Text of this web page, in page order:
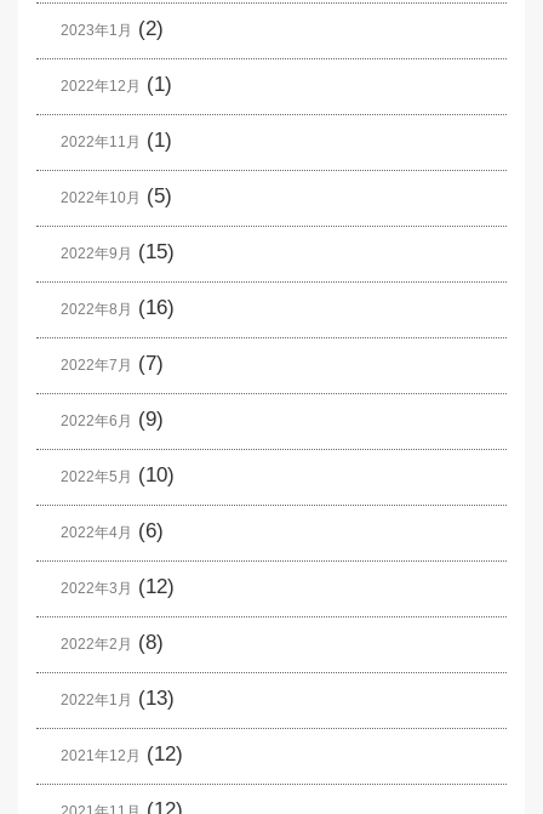
2023年1月 (2)
2022年12月 (1)
2022年11月 (1)
2022年10月 (5)
2022年9月 (15)
2022年8月 (16)
2022年7月 (7)
2022年6月 (9)
2022年5月 (10)
2022年4月 (6)
2022年3月 (12)
2022年2月 (8)
2022年1月 (13)
2021年12月 (12)